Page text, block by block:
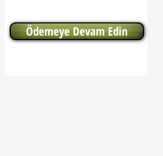
Ödemeye Devam Edin